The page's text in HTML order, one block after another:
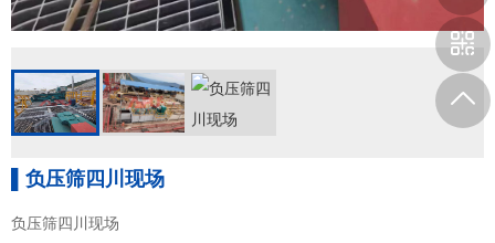
▌负压筛四川现场
负压筛四川现场